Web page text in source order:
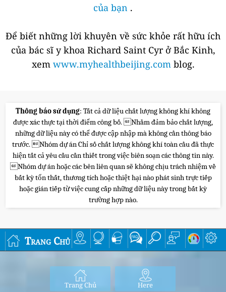
của bạn .
Để biết những lời khuyên về sức khỏe rất hữu ích
của bác sĩ y khoa Richard Saint Cyr ở Bắc Kinh,
xem www.myhealthbeijing.com blog.
Thông báo sử dụng: Tất cả dữ liệu chất lượng không khí không
được xác thực tại thời điểm công bố. Nhằm đảm bảo chất lượng,
những dữ liệu này có thể được cập nhập mà không cần thông báo
trước. Nhóm dự án Chỉ số chất lượng không khí toàn cầu đã thực
hiện tất cả yêu cầu cần thiết trong việc biên soạn các thông tin này.
Nhóm dự án hoặc các bên liên quan sẽ không chịu trách nhiệm về
bất kỳ tổn thất, thương tích hoặc thiệt hại nào phát sinh trực tiếp
hoặc gián tiếp từ việc cung cấp những dữ liệu này trong bất kỳ
trường hợp nào.
Trang Chủ
Trang Chủ Here